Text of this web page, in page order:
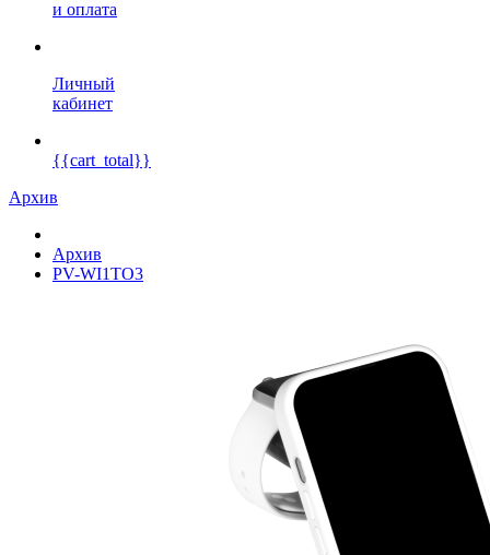
и оплата
Личный
кабинет
{{cart_total}}
Архив
Архив
PV-WI1TO3